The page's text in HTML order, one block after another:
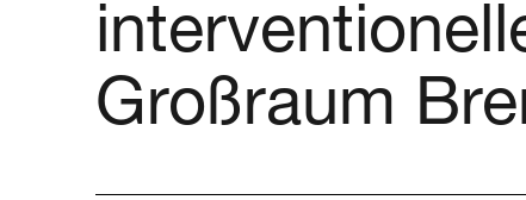
Großraum